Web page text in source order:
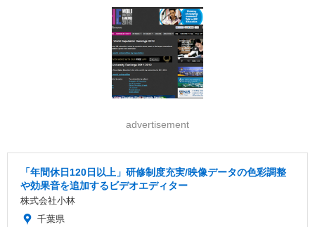
advertisement
「年間休日120日以上」研修制度充実/映像データの色彩調整
や効果音を追加するビデオエディター
株式会社小林
千葉県